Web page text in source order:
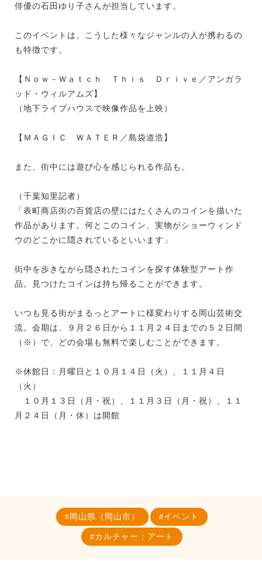
俳優の石田ゆり子さんが担当しています。
このイベントは、こうした様々なジャンルの人が携わるの
も特徴です。
【Ｎｏｗ－Ｗａｔｃｈ Ｔｈｉｓ Ｄｒｉｖｅ／アンガラ
ッド・ウィルアムズ】
（地下ライブハウスで映像作品を上映）
【ＭＡＧＩＣ ＷＡＴＥＲ／島袋道浩】
また、街中には遊び心を感じられる作品も。
（千葉知里記者）
「表町商店街の百貨店の壁にはたくさんのコインを描いた
作品があります。何とこのコイン、実物がショーウィンド
ウのどこかに隠されているといいます」
街中を歩きながら隠されたコインを探す体験型アート作
品。見つけたコインは持ち帰ることができます。
いつも見る街がまるっとアートに様変わりする岡山芸術交
流。会期は、９月２６日から１１月２４日までの５２日間
（※）で、どの会場も無料で楽しむことができます。
※休館日：月曜日と１０月１４日（火）、１１月４日
（火）
１０月１３日（月・祝）、１１月３日（月・祝）、１１
月２４日（月・休）は開館
岡山県（岡山市） イベント
カルチャー：アート